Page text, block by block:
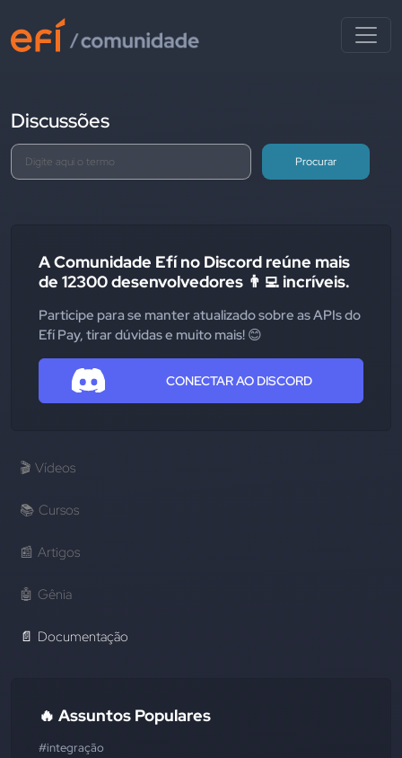
Discussões
Procurar
A Comunidade Efí no Discord reúne mais
de 12300 desenvolvedores 👨‍💻 incríveis.
Participe para se manter atualizado sobre as APIs do
Efí Pay, tirar dúvidas e muito mais! 😊
CONECTAR AO DISCORD
🎬 Vídeos
📚 Cursos
📰 Artigos
🤖 Gênia
📄 Documentação
🔥 Assuntos Populares
#integração